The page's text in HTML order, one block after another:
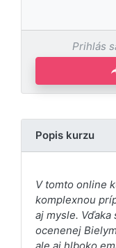
Prihlás
Popis kurzu
V tomto online
komplexnou
aj mysle.
ocenenej
ale aj hlboko